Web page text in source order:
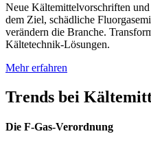
Neue Kältemittelvorschriften
dem Ziel, schädliche
verändern die Branche.
Kältetechnik-Lösungen.
Mehr erfahren
Trends bei
Die F-Gas-Verordnung